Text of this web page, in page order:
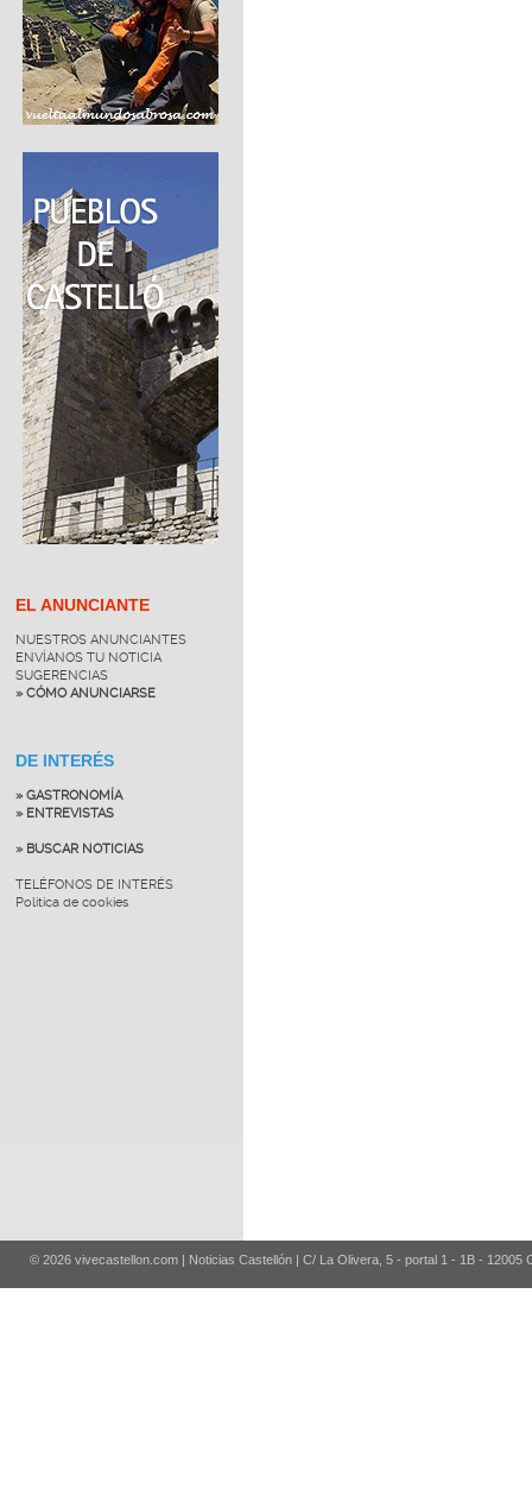
EL ANUNCIANTE
NUESTROS ANUNCIANTES
ENVÍANOS TU NOTICIA
SUGERENCIAS
» CÓMO ANUNCIARSE
DE INTERÉS
» GASTRONOMÍA
» ENTREVISTAS
» BUSCAR NOTICIAS
TELÉFONOS DE INTERÉS
Política de cookies
© 2026 vivecastellon.com | Noticias Castellón | C/ La Olivera, 5 - portal 1 - 1B - 12005